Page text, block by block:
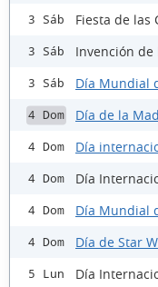
3 Sáb Fiesta de las
3 Sáb Invención de
3 Sáb Día Mundial
4 Dom Día de la
4 Dom Día
4 Dom Día
4 Dom Día Mundial
4 Dom Día de Star
5 Lun Día